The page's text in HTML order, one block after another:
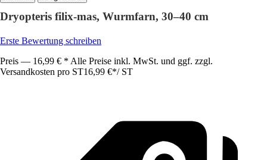
Dryopteris filix-mas, Wurmfarn, 30–40 cm
Erste Bewertung schreiben
Preis — 16,99 € * Alle Preise inkl. MwSt. und ggf. zzgl.
Versandkosten pro ST16,99 €*/ ST